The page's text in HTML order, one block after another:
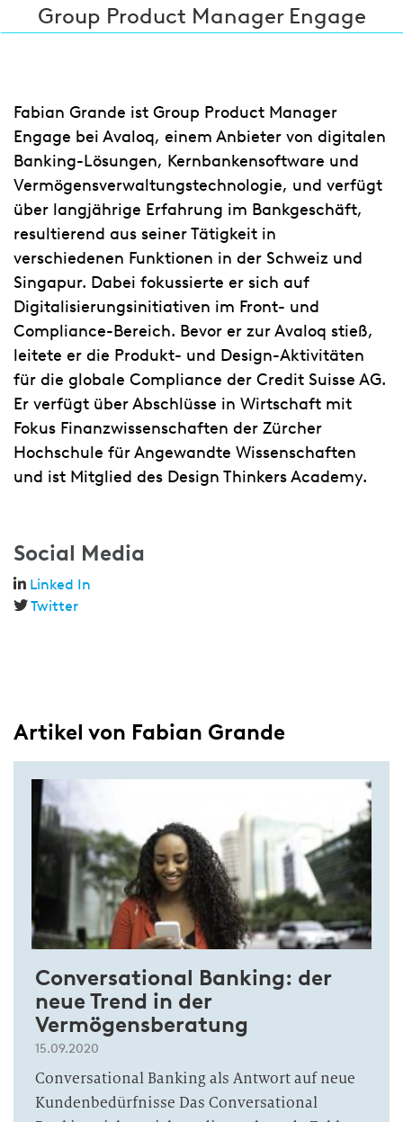
Group Product Manager Engage
Fabian Grande ist Group Product Manager
Engage bei Avaloq, einem Anbieter von digitalen
Banking-Lösungen, Kernbankensoftware und
Vermögensverwaltungstechnologie, und verfügt
über langjährige Erfahrung im Bankgeschäft,
resultierend aus seiner Tätigkeit in
verschiedenen Funktionen in der Schweiz und
Singapur. Dabei fokussierte er sich auf
Digitalisierungsinitiativen im Front- und
Compliance-Bereich. Bevor er zur Avaloq stieß,
leitete er die Produkt- und Design-Aktivitäten
für die globale Compliance der Credit Suisse AG.
Er verfügt über Abschlüsse in Wirtschaft mit
Fokus Finanzwissenschaften der Zürcher
Hochschule für Angewandte Wissenschaften
und ist Mitglied des Design Thinkers Academy.
Social Media
Linked In
Twitter
Artikel von Fabian Grande
Conversational Banking: der
neue Trend in der
Vermögensberatung
15.09.2020
Conversational Banking als Antwort auf neue
Kundenbedürfnisse Das Conversational